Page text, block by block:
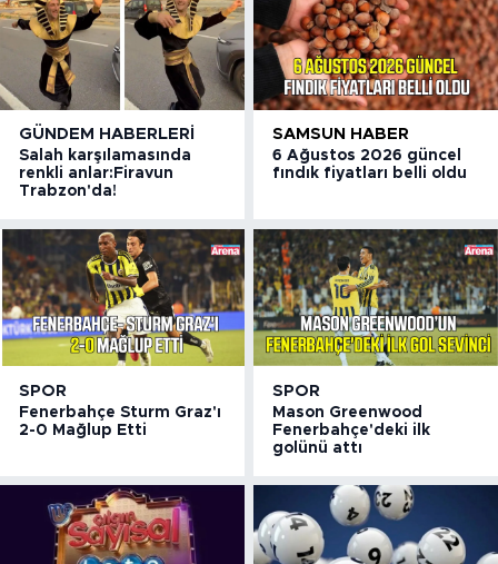
GÜNDEM HABERLERI
Salah karşılamasında
renkli anlar:Firavun
Trabzon'da!
SAMSUN HABER
6 Ağustos 2026 güncel
fındık fiyatları belli oldu
SPOR
Fenerbahçe Sturm Graz'ı
2-0 Mağlup Etti
SPOR
Mason Greenwood
Fenerbahçe'deki ilk
golünü attı